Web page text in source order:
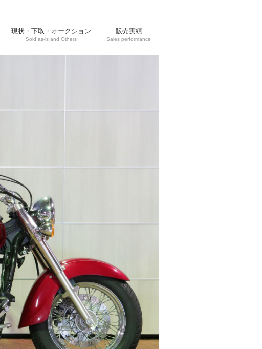
現状・下取・オークション
Sold as-is and Others
販売実績
Sales performance